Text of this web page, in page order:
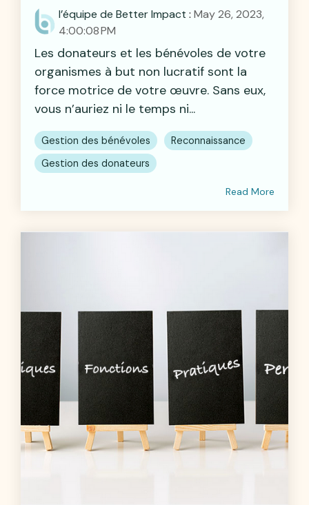
l’équipe de Better Impact : May 26, 2023,
4:00:08 PM
Les donateurs et les bénévoles de votre
organismes à but non lucratif sont la
force motrice de votre œuvre. Sans eux,
vous n’auriez ni le temps ni...
Gestion des bénévoles
Reconnaissance
Gestion des donateurs
Read More